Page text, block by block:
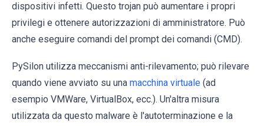
dispositivi infetti. Questo trojan può aumentare i propri
privilegi e ottenere autorizzazioni di amministratore. Può
anche eseguire comandi del prompt dei comandi (CMD).
PySilon utilizza meccanismi anti-rilevamento; può rilevare
quando viene avviato su una macchina virtuale (ad
esempio VMWare, VirtualBox, ecc.). Un'altra misura
utilizzata da questo malware è l'autoterminazione e la